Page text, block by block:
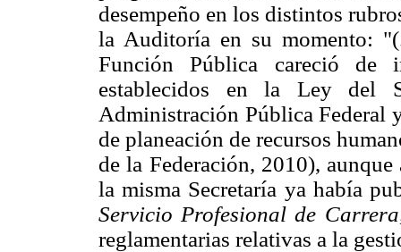
desempeño en los distintos
la Auditoría en su momento:
Función Pública careció de
establecidos en la Ley del
Administración Pública Federal
de planeación de recursos
de la Federación, 2010),
la misma Secretaría ya había
Servicio Profesional de
reglamentarias relativas a la